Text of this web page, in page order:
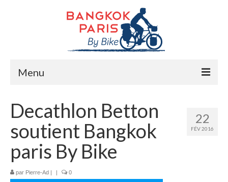
Menu
Préparation bike trip
La route
Mes rencontres
22
FÉV 2016
Decathlon Betton
soutient Bangkok
paris By Bike
par Pierre-Ad | | 0